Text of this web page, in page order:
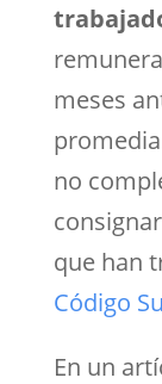
meses
no
que han
Código
En un